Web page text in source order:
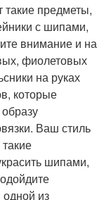
такие предметы,
с шипами,
внимание и на
фиолетовых
на руках
которые
Ваш стиль
шипами,
одной из